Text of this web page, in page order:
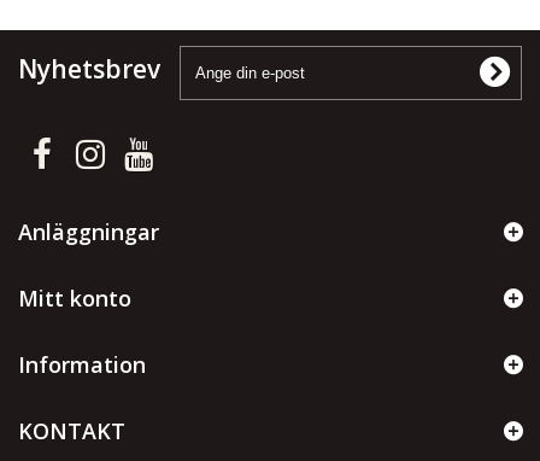
Nyhetsbrev
Anläggningar
Mitt konto
Information
KONTAKT